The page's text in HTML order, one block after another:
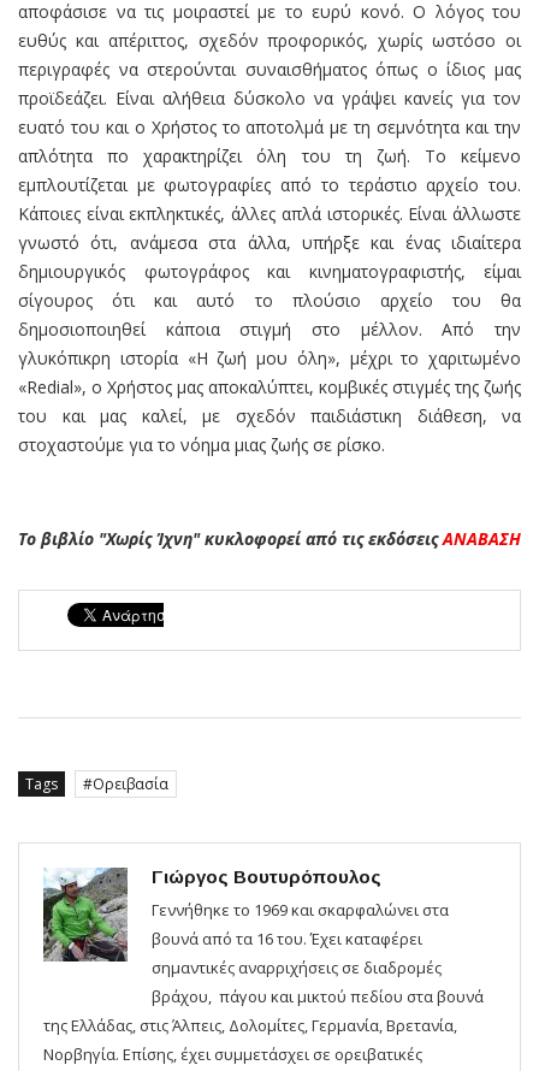
αποφάσισε να τις μοιραστεί με το ευρύ κονό. Ο λόγος του
ευθύς και απέριττος, σχεδόν προφορικός, χωρίς ωστόσο οι
περιγραφές να στερούνται συναισθήματος όπως ο ίδιος μας
προϊδεάζει. Είναι αλήθεια δύσκολο να γράψει κανείς για τον
ευατό του και ο Χρήστος το αποτολμά με τη σεμνότητα και την
απλότητα πο χαρακτηρίζει όλη του τη ζωή. Το κείμενο
εμπλουτίζεται με φωτογραφίες από το τεράστιο αρχείο του.
Κάποιες είναι εκπληκτικές, άλλες απλά ιστορικές. Είναι άλλωστε
γνωστό ότι, ανάμεσα στα άλλα, υπήρξε και ένας ιδιαίτερα
δημιουργικός φωτογράφος και κινηματογραφιστής, είμαι
σίγουρος ότι και αυτό το πλούσιο αρχείο του θα
δημοσιοποιηθεί κάποια στιγμή στο μέλλον. Από την
γλυκόπικρη ιστορία «Η ζωή μου όλη», μέχρι το χαριτωμένο
«Redial», ο Χρήστος μας αποκαλύπτει, κομβικές στιγμές της ζωής
του και μας καλεί, με σχεδόν παιδιάστικη διάθεση, να
στοχαστούμε για το νόημα μιας ζωής σε ρίσκο.
Το βιβλίο "Χωρίς Ίχνη" κυκλοφορεί από τις εκδόσειςΑΝΑΒΑΣΗ
Tags Ορειβασία
Γιώργος Βουτυρόπουλος
Γεννήθηκε το 1969 και σκαρφαλώνει στα
βουνά από τα 16 του. Έχει καταφέρει
σημαντικές αναρριχήσεις σε διαδρομές
βράχου, πάγου και μικτού πεδίου στα βουνά
της Ελλάδας, στις Άλπεις, Δολομίτες, Γερμανία, Βρετανία,
Νορβηγία. Επίσης, έχει συμμετάσχει σε ορειβατικές